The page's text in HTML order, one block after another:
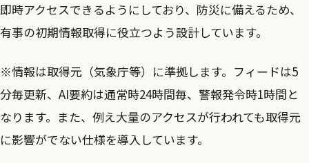
即時アクセスできるようにしており、防災に備えるため、
有事の初期情報取得に役立つよう設計しています。
※情報は取得元（気象庁等）に準拠します。フィードは5
分毎更新、AI要約は通常時24時間毎、警報発令時1時間と
なります。また、例え大量のアクセスが行われても取得元
に影響がでない仕様を導入しています。